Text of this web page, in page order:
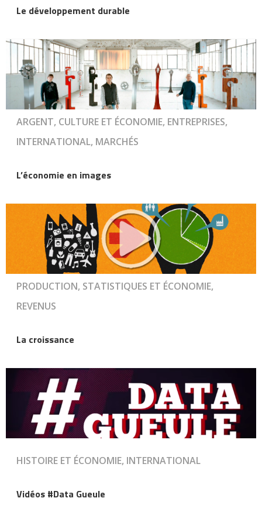
Le développement durable
ARGENT, CULTURE ET ÉCONOMIE, ENTREPRISES,
INTERNATIONAL, MARCHÉS
L’économie en images
PRODUCTION, STATISTIQUES ET ÉCONOMIE,
REVENUS
La croissance
HISTOIRE ET ÉCONOMIE, INTERNATIONAL
Vidéos #Data Gueule